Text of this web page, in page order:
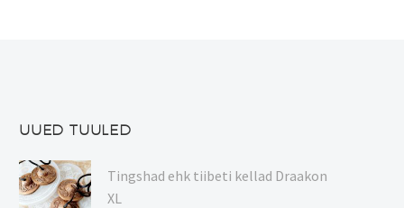
UUED TUULED
Tingshad ehk tiibeti kellad Draakon
XL